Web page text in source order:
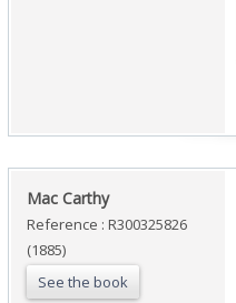
‎Mac Carthy‎
Reference : R300325826
(1885)
See the book